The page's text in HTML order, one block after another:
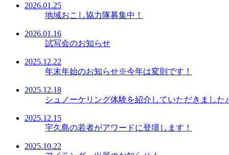
2026.01.25
地域おこし協力隊募集中！
2026.01.16
試写会のお知らせ
2025.12.22
年末年始のお知らせ※今年は変則です！
2025.12.18
シュノーケリング体験を紹介していただきました♪
2025.12.15
宇久島の若者がアワードに登壇します！
2025.10.22